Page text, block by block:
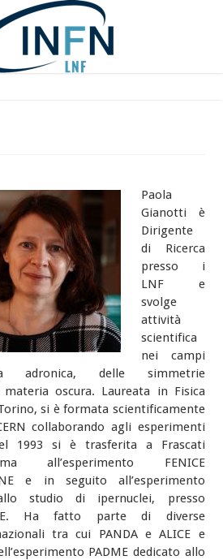
Paola
Gianotti è
Dirigente
di Ricerca
presso i
LNF e
svolge
attività
scientifica
nei campi
adronica, delle simmetrie
oscura. Laureata in Fisica
si è formata scientificamente
collaborando agli esperimenti
1993 si è trasferita a Frascati
all’esperimento FENICE
e in seguito all’esperimento
studio di ipernuclei, presso
Ha fatto parte di diverse
tra cui PANDA e ALICE e
PADME dedicato allo